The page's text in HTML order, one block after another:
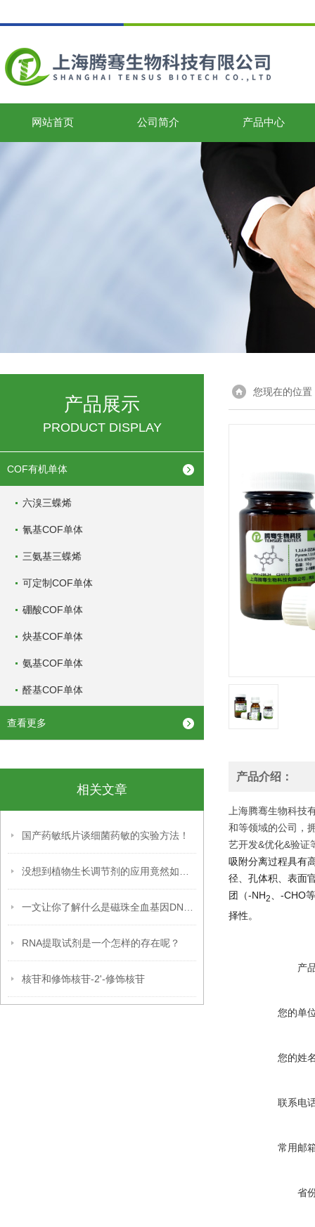
网站首页 公司简介 产品中心
产品展示
PRODUCT DISPLAY
COF有机单体
六溴三蝶烯
氰基COF单体
三氨基三蝶烯
可定制COF单体
硼酸COF单体
炔基COF单体
氨基COF单体
醛基COF单体
查看更多
相关文章
国产药敏纸片谈细菌药敏的实验方法！
RNA提取试剂是一个怎样的存在呢？
核苷和修饰核苷-2'-修饰核苷
您现在的位置
产品介绍：
上海腾骞生物科
和等领域的公司，
艺开发&优化&验证
吸附分离过程具有
径、孔体积、表面
团（-NH2
、-CHO
择性。
产
您的单
您的姓
联系电
常用邮
省